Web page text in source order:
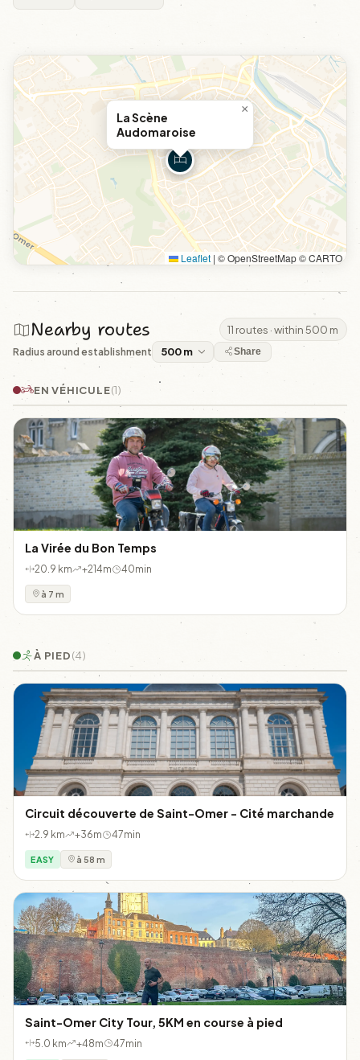
La Scène
Audomaroise
×
Leaflet | © OpenStreetMap © CARTO
Nearby routes 11 routes · within 500 m
Radius around establishment Share
EN VÉHICULE(1)
La Virée du Bon Temps
20.9 km +214m 40min
à 7 m
À PIED(4)
Circuit découverte de Saint-Omer - Cité marchande
2.9 km +36m 47min
EASY à 58 m
Saint-Omer City Tour, 5KM en course à pied
5.0 km +48m 47min